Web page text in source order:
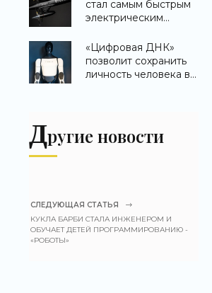
аттестацию -
стал самым быстрым
электрическим
«Беспилотники»
«Цифровая ДНК»
позволит сохранить
личность человека в
Другие новости
СЛЕДУЮЩАЯ СТАТЬЯ
КУКЛА БАРБИ СТАЛА ИНЖЕНЕРОМ И
ОБУЧАЕТ ДЕТЕЙ ПРОГРАММИРОВАНИЮ -
«РОБОТЫ»